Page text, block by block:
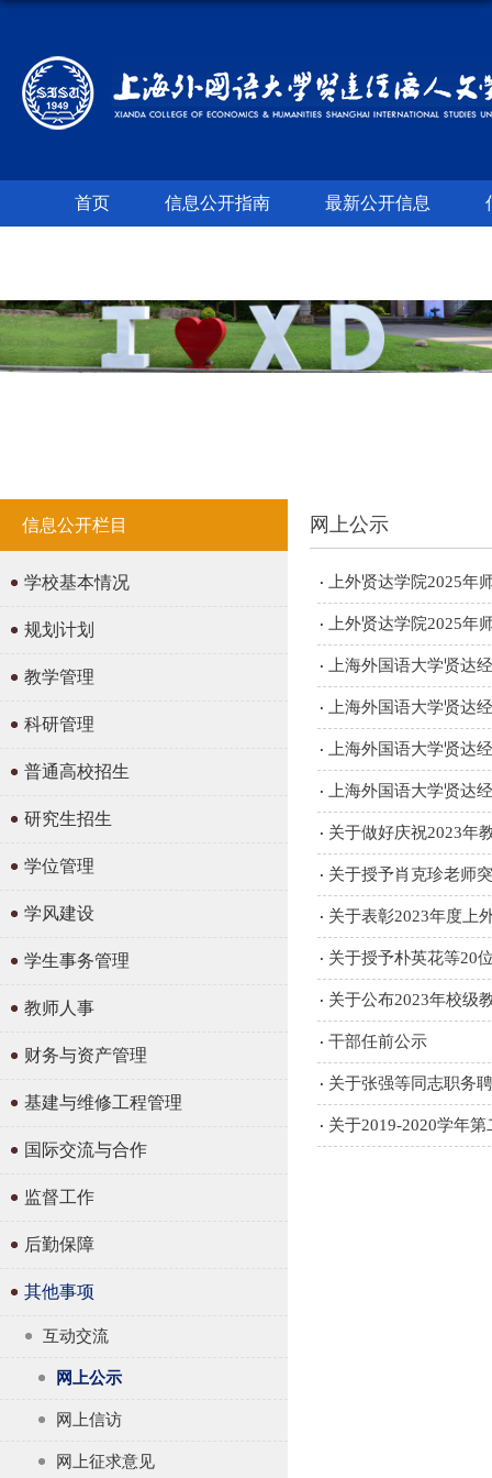
首页 信息公开指南 最新公开信息
信息公开栏目
学校基本情况
规划计划
教学管理
科研管理
普通高校招生
研究生招生
学位管理
学风建设
学生事务管理
教师人事
财务与资产管理
基建与维修工程管理
国际交流与合作
监督工作
后勤保障
其他事项
互动交流
网上公示
网上信访
网上征求意见
网上公示
上外贤达学院2025年
上外贤达学院2025年
上海外国语大学贤达
上海外国语大学贤达
上海外国语大学贤达
上海外国语大学贤达
关于做好庆祝2023年
关于授予肖克珍老师
关于表彰2023年度上
关于授予朴英花等20
关于公布2023年校级
干部任前公示
关于张强等同志职务
关于2019-2020学年